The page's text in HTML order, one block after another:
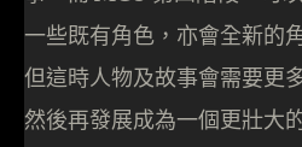
一些既有角色，亦會全新的
但這時人物及故事會需要更
然後再發展成為一個更壯大